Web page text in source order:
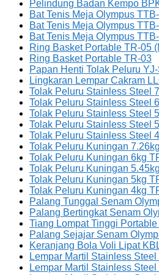
Pelindung Badan Kempo
Bat Tenis Meja Olympus
Bat Tenis Meja Olympus
Bat Tenis Meja Olympus
Ring Basket Portable TR-05
Ring Basket Portable TR-03
Papan Henti Tolak Peluru
Lingkaran Lempar Cakram
Tolak Peluru Stainless Steel
Tolak Peluru Stainless Steel
Tolak Peluru Stainless Steel
Tolak Peluru Stainless Steel
Tolak Peluru Stainless Steel
Tolak Peluru Kuningan
Tolak Peluru Kuningan 6kg
Tolak Peluru Kuningan
Tolak Peluru Kuningan 5kg
Tolak Peluru Kuningan 4kg
Palang Tunggal Senam
Palang Bertingkat Senam
Tiang Lompat Tinggi
Palang Sejajar Senam
Keranjang Bola Voli Lipat
Lempar Martil Stainless
Lempar Martil Stainless